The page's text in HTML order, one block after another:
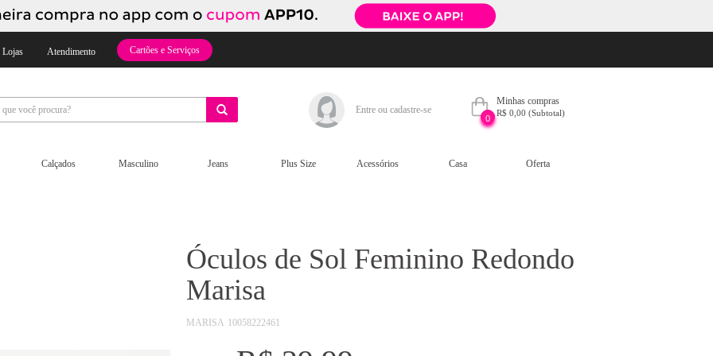
Lojas Atendimento Cartões e Serviços
Entre ou cadastre-se
0
Minhas compras
R$ 0,00 (Subtotal)
Calçados Masculino Jeans Plus Size Acessórios Casa Oferta
Óculos de Sol Feminino Redondo
Marisa
MARISA 10058222461